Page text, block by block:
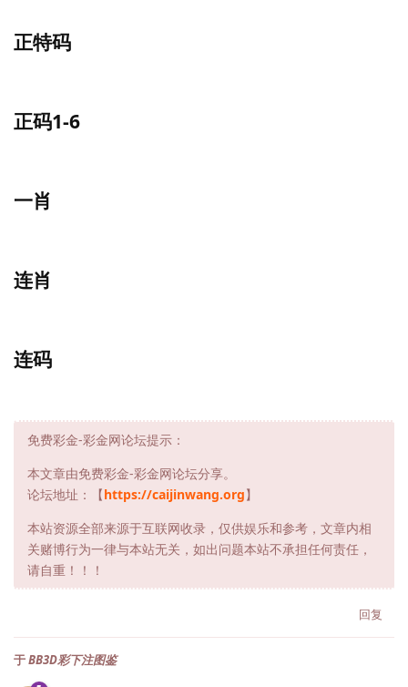
正特码
正码1-6
一肖
连肖
连码
免费彩金-彩金网论坛提示：
本文章由免费彩金-彩金网论坛分享。
论坛地址：【https://caijinwang.org】
本站资源全部来源于互联网收录，仅供娱乐和参考，文章内相
关赌博行为一律与本站无关，如出问题本站不承担任何责任，
请自重！！！
回复
于BB3D彩下注图鉴